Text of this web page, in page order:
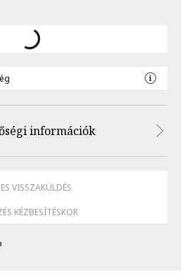
információk
VISSZAKÜLDÉS
KÉZBESÍTÉSKOR